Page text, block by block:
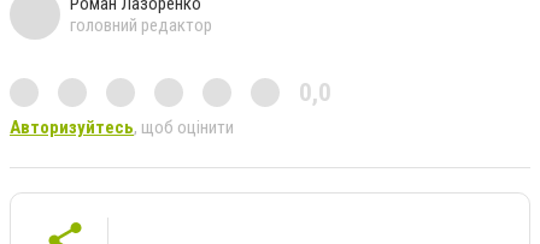
головний редактор
0,0
Авторизуйтесь, щоб оцінити